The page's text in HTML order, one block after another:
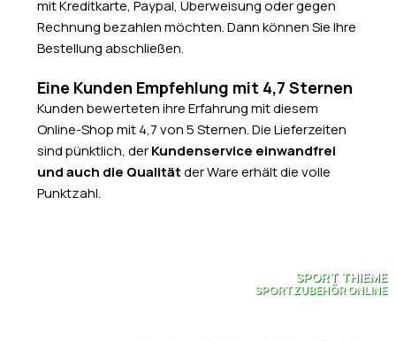
mit Kreditkarte, Paypal, Überweisung oder gegen
Rechnung bezahlen möchten. Dann können Sie Ihre
Bestellung abschließen.
Eine Kunden Empfehlung mit 4,7 Sternen
Kunden bewerteten ihre Erfahrung mit diesem
Online-Shop mit 4,7 von 5 Sternen. Die Lieferzeiten
sind pünktlich, derKundenservice einwandfrei
und auch die Qualitätder Ware erhält die volle
Punktzahl.
SPORT THIEME
SPORTZUBEHÖR ONLINE